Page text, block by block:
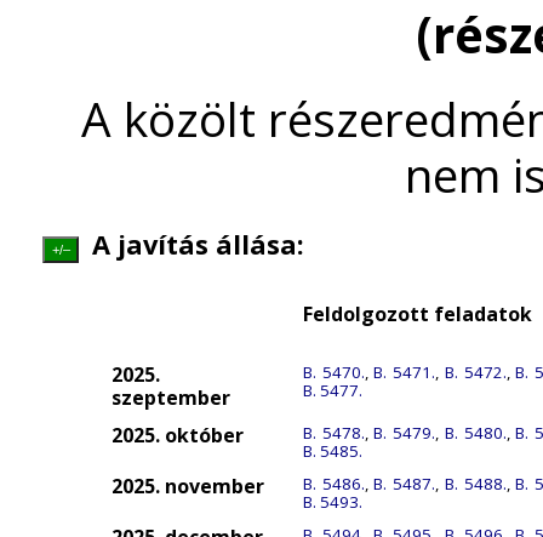
A közölt
nem
+/– A javítás állása:
Feldolgozott feladatok
2025.
szeptember
B. 5470.,B. 5471., B. 5472.,B.
B. 5477.
2025. október B. 5478.,B. 5479., B. 5480.,B.
B. 5485.
2025. november B. 5486.,B. 5487., B. 5488.,B.
B. 5493.